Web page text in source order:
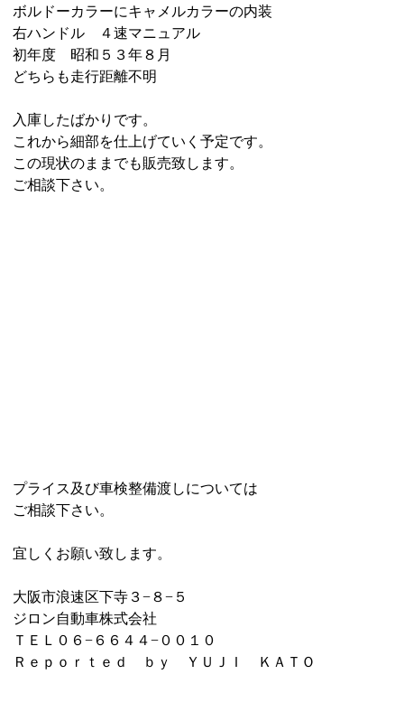
ボルドーカラーにキャメルカラーの内装
右ハンドル ４速マニュアル
初年度 昭和５３年８月
どちらも走行距離不明
入庫したばかりです。
これから細部を仕上げていく予定です。
この現状のままでも販売致します。
ご相談下さい。
プライス及び車検整備渡しについては
ご相談下さい。
宜しくお願い致します。
大阪市浪速区下寺３−８−５
ジロン自動車株式会社
ＴＥＬ０６−６６４４−００１０
Ｒｅｐｏｒｔｅｄ ｂｙ ＹＵＪＩ ＫＡＴＯ